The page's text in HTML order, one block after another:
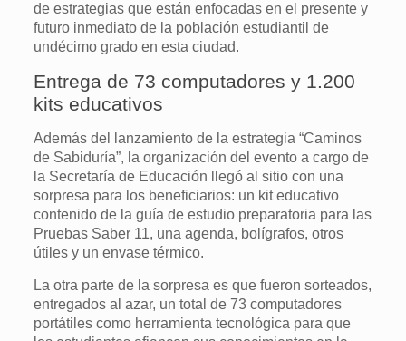
de estrategias que están enfocadas en el presente y
futuro inmediato de la población estudiantil de
undécimo grado en esta ciudad.
Entrega de 73 computadores y 1.200
kits educativos
Además del lanzamiento de la estrategia “Caminos
de Sabiduría”, la organización del evento a cargo de
la Secretaría de Educación llegó al sitio con una
sorpresa para los beneficiarios: un kit educativo
contenido de la guía de estudio preparatoria para las
Pruebas Saber 11, una agenda, bolígrafos, otros
útiles y un envase térmico.
La otra parte de la sorpresa es que fueron sorteados,
entregados al azar, un total de 73 computadores
portátiles como herramienta tecnológica para que